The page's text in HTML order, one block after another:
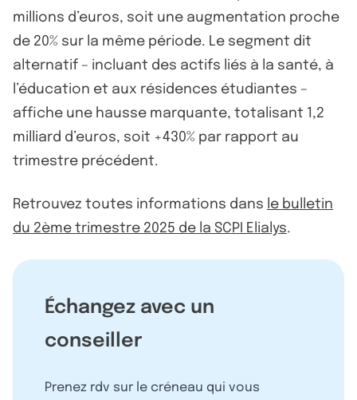
millions d’euros, soit une augmentation proche
de 20% sur la même période. Le segment dit
alternatif – incluant des actifs liés à la santé, à
l’éducation et aux résidences étudiantes –
affiche une hausse marquante, totalisant 1,2
milliard d’euros, soit +430% par rapport au
trimestre précédent.
Retrouvez toutes informations dans le bulletin
du 2ème trimestre 2025 de la SCPI Elialys.
Échangez avec un
conseiller
Prenez rdv sur le créneau qui vous